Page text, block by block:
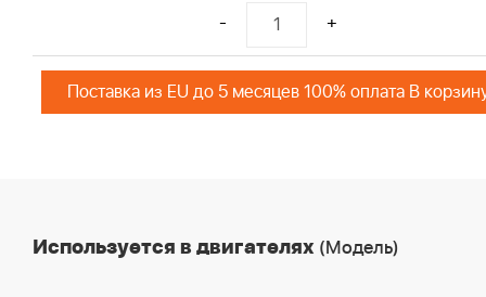
- +
Поставка из EU до 5 месяцев 100% оплата В
Используется в двигателях (Модель)